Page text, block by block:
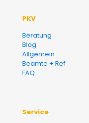
PKV
Beratung
Blog
Allgemein
Beamte + Ref
FAQ
Service